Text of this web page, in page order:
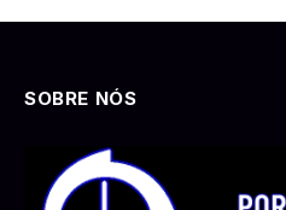
SOBRE NÓS